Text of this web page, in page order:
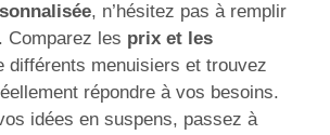
, n’hésitez pas à remplir
Comparez les prix et les
différents menuisiers et trouvez
répondre à vos besoins.
idées en suspens, passez à